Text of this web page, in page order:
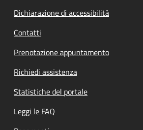
Dichiarazione di accessibilità
Contatti
Prenotazione appuntamento
Richiedi assistenza
Statistiche del portale
Leggi le FAQ